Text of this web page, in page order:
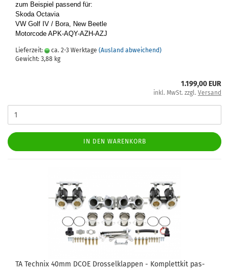
zum Bei­spiel pas­send für:
Skoda Oc­ta­via
VW Golf IV / Bora, New Beet­le
Mo­tor­code APK-​AQY-AZH-AZJ
Lieferzeit: ca. 2-3 Werktage (Ausland abweichend)
Gewicht: 3,88 kg
1.199,00 EUR
inkl. MwSt. zzgl. Versand
IN DEN WARENKORB
TA Tech­nix 40mm DCOE Dros­sel­klap­pen - Kom­plett­kit pas­